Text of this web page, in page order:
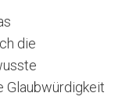
die
Glaubwürdigkeit